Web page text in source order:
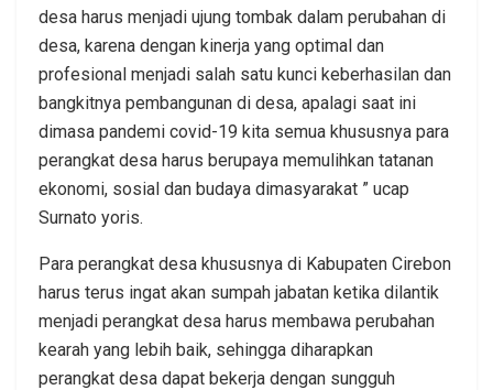
desa harus menjadi ujung tombak dalam perubahan di
desa, karena dengan kinerja yang optimal dan
profesional menjadi salah satu kunci keberhasilan dan
bangkitnya pembangunan di desa, apalagi saat ini
dimasa pandemi covid-19 kita semua khususnya para
perangkat desa harus berupaya memulihkan tatanan
ekonomi, sosial dan budaya dimasyarakat ” ucap
Surnato yoris.
Para perangkat desa khususnya di Kabupaten Cirebon
harus terus ingat akan sumpah jabatan ketika dilantik
menjadi perangkat desa harus membawa perubahan
kearah yang lebih baik, sehingga diharapkan
perangkat desa dapat bekerja dengan sungguh